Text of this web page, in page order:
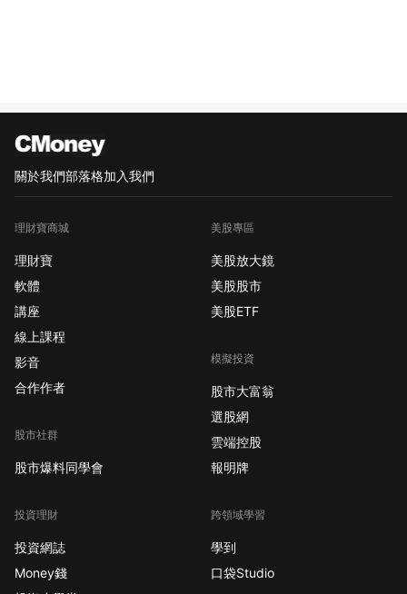
關於我們部落格加入我們
理財寶商城
理財寶
軟體
講座
線上課程
影音
合作作者
股市社群
股市爆料同學會
投資理財
投資網誌
Money錢
美股專區
美股放大鏡
美股股市
美股ETF
模擬投資
股市大富翁
選股網
雲端控股
報明牌
跨領域學習
學到
口袋Studio